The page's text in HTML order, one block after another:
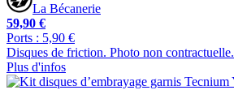
La Bécanerie
59,90 €
Ports : 5,90 €
Disques de friction. Photo non contractuelle.
Plus d'infos